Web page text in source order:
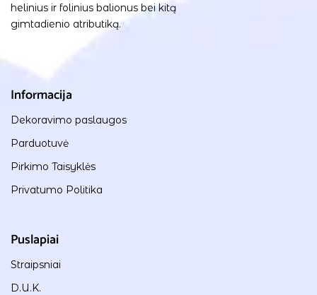
helinius ir folinius balionus bei kitą
gimtadienio atributiką.
Informacija
Dekoravimo paslaugos
Parduotuvė
Pirkimo Taisyklės
Privatumo Politika
Puslapiai
Straipsniai
D.U.K.